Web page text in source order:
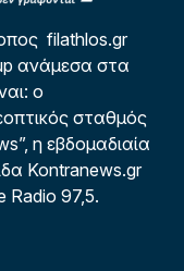
filathlos.gr
ανάμεσα στα
ο
σταθμός
η εβδομαδιαία
Kontranews.gr
Radio 97,5.